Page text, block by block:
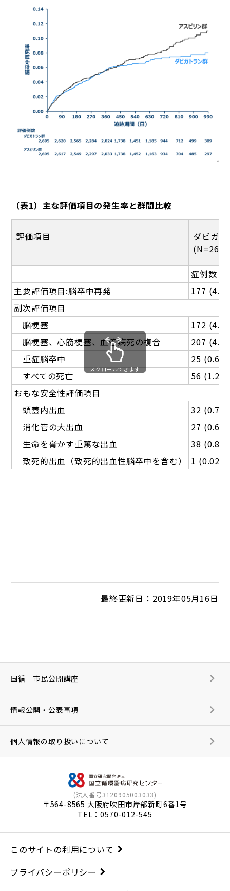
（表1）主な評価項目の発生率と群間比較
評価項目
ダビガ
症例数
主要評価項目:脳卒中再発
177 (4.1)
副次評価項目
脳梗塞
172 (4.0)
脳梗塞、心筋梗塞、血管病死の複合
207 (4.8)
重症脳卒中
25 (0.6)
すべての死亡
56 (1.2)
おもな安全性評価項目
頭蓋内出血
32 (0.7)
消化管の大出血
27 (0.6)
生命を脅かす重篤な出血
38 (0.8)
致死的出血（致死的出血性脳卒中を含む）
1 (0.02)
スクロールできます
最終更新日：2019年05月16日
(法人番号3120905003033)
〒564-8565 大阪府吹田市岸部新町6番1号
TEL：0570-012-545
国循 市民公開講座
情報公開・公表事項
個人情報の取り扱いについて
このサイトの利用について
プライバシーポリシー